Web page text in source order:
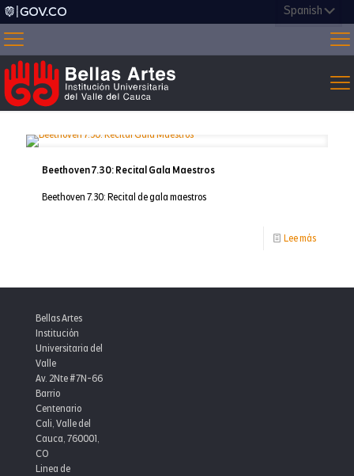
Beethoven 7.30: Recital Gala Maestros
Beethoven 7.30: Recital de gala maestros
Lee más-
7.30:
Bellas Artes
Institución
Universitaria del
Valle
Av. 2Nte #7N-66
Barrio
Centenario
Cali, Valle del
Cauca, 760001,
CO
Linea de